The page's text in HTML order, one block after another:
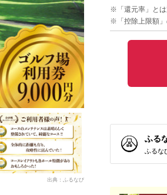
出典：ふるなび
※「還元率」とは
※「控除上限額」
ふる
ふるな